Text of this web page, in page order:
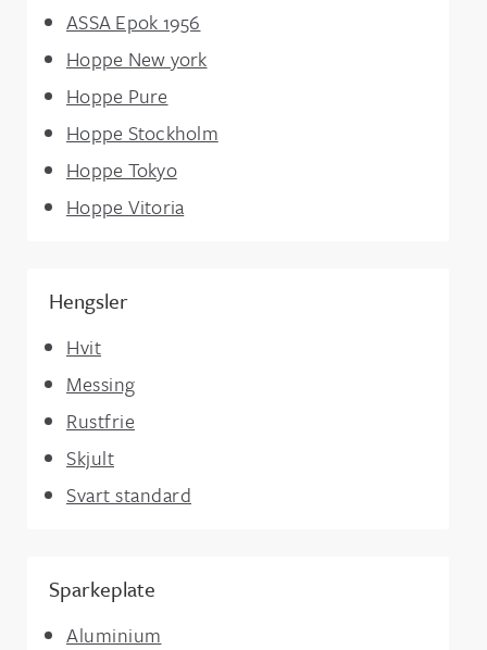
ASSA Epok 1956
Hoppe New york
Hoppe Pure
Hoppe Stockholm
Hoppe Tokyo
Hoppe Vitoria
Hengsler
Hvit
Messing
Rustfrie
Skjult
Svart standard
Sparkeplate
Aluminium